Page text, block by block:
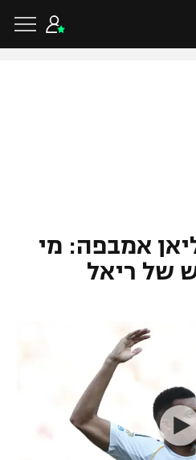
אמבפה: מי
החדש של ריאל